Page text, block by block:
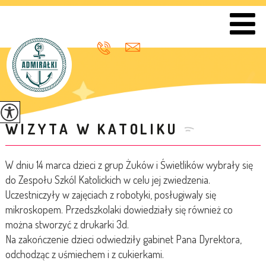
WIZYTA W KATOLIKU
W dniu 14 marca dzieci z grup Żuków i Świetlików wybrały się
do Zespołu Szkól Katolickich w celu jej zwiedzenia.
Uczestniczyły w zajęciach z robotyki, posługiwaly się
mikroskopem. Przedszkolaki dowiedziały się również co
można stworzyć z drukarki 3d.
Na zakończenie dzieci odwiedziły gabinet Pana Dyrektora,
odchodząc z uśmiechem i z cukierkami.